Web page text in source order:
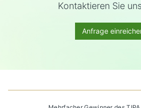
Kontaktieren Sie
Anfrage